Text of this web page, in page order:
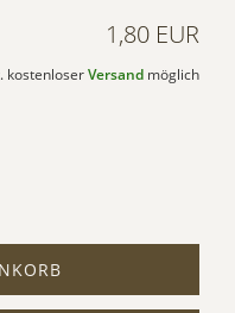
1,80 EUR
kostenloser Versand möglich